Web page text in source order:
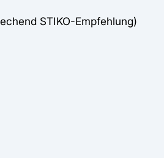
STIKO-Empfehlung)